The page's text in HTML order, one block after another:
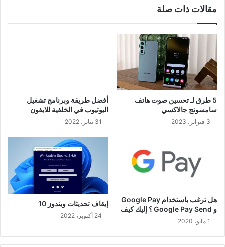
مقالات ذات صلة
5 طرق لـ تحسين صوت هاتف
سامسونج جالاكسي
3 فبراير، 2023
أفضل طريقة وبرنامج تشغيل
اليوتيوب في الخلفية للايفون
31 يناير، 2022
هل ترغب باستخدام Google Pay
و Google Pay Send ؟ إليك كيف
1 مايو، 2020
إيقاف تحديثات ويندوز 10
24 أكتوبر، 2022